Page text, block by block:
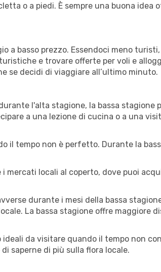
o a piedi. È sempre una buona idea
a basso prezzo. Essendoci meno
e trovare offerte per voli e
se decidi di viaggiare all’ultimo minuto.
l'alta stagione, la bassa stagione
a una lezione di cucina o a una
il tempo non è perfetto. Durante la
mercati locali al coperto, dove puoi
durante i mesi della bassa
La bassa stagione offre maggiore
da visitare quando il tempo non
saperne di più sulla flora locale.